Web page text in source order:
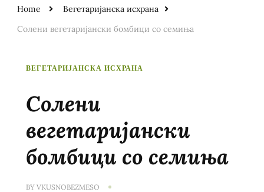
Home
Вегетаријанска исхрана
Солени вегетаријански бомбици со семиња
ВЕГЕТАРИЈАНСКА ИСХРАНА
Солени
вегетаријански
бомбици со семиња
BY VKUSNOBEZMESO